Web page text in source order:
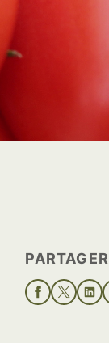
PARTAGER